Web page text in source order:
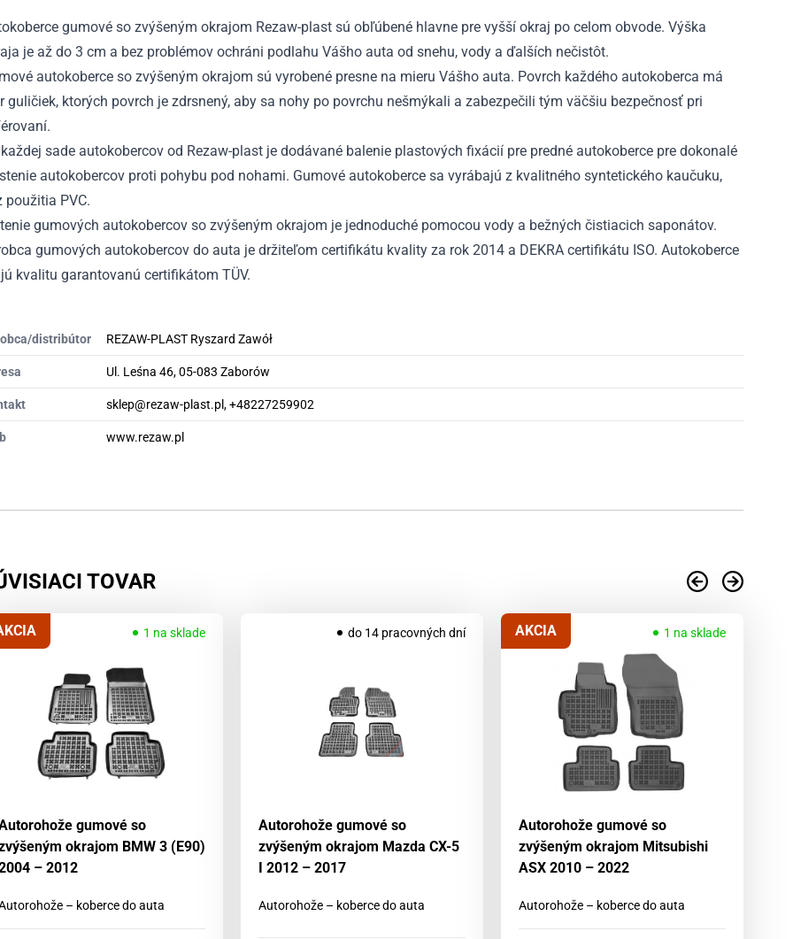
Cooper
S
F55
5D
-
2024
gumové so zvýšeným okrajom Rezaw-plast sú obľúbené hlavne pre vyšší okraj po celom obvode. Výška
je až do 3 cm a bez problémov ochráni podlahu Vášho auta od snehu, vody a ďalších nečistôt.
autokoberce so zvýšeným okrajom sú vyrobené presne na mieru Vášho auta. Povrch každého autokoberca má
guličiek, ktorých povrch je zdrsnený, aby sa nohy po povrchu nešmýkali a zabezpečili tým väčšiu bezpečnosť pri
sade autokobercov od Rezaw-plast je dodávané balenie plastových fixácií pre predné autokoberce pre dokonalé
autokobercov proti pohybu pod nohami. Gumové autokoberce sa vyrábajú z kvalitného syntetického kaučuku,
použitia PVC.
gumových autokobercov so zvýšeným okrajom je jednoduché pomocou vody a bežných čistiacich saponátov.
gumových autokobercov do auta je držiteľom certifikátu kvality za rok 2014 a DEKRA certifikátu ISO. Autokoberce
kvalitu garantovanú certifikátom TÜV.
distribútor REZAW-PLAST Ryszard Zawół
Ul. Leśna 46, 05-083 Zaborów
sklep@rezaw-plast.pl, +48227259902
www.rezaw.pl
TOVAR
1 na sklade
gumové so
okrajom BMW 3 (E90)
– 2012
– koberce do auta
do 14 pracovných dní
Autorohože gumové so
zvýšeným okrajom Mazda CX-5
I 2012 – 2017
Autorohože – koberce do auta
1 na sklade
AKCIA
Autorohože gumové so
zvýšeným okrajom Mitsubishi
ASX 2010 – 2022
Autorohože – koberce do auta